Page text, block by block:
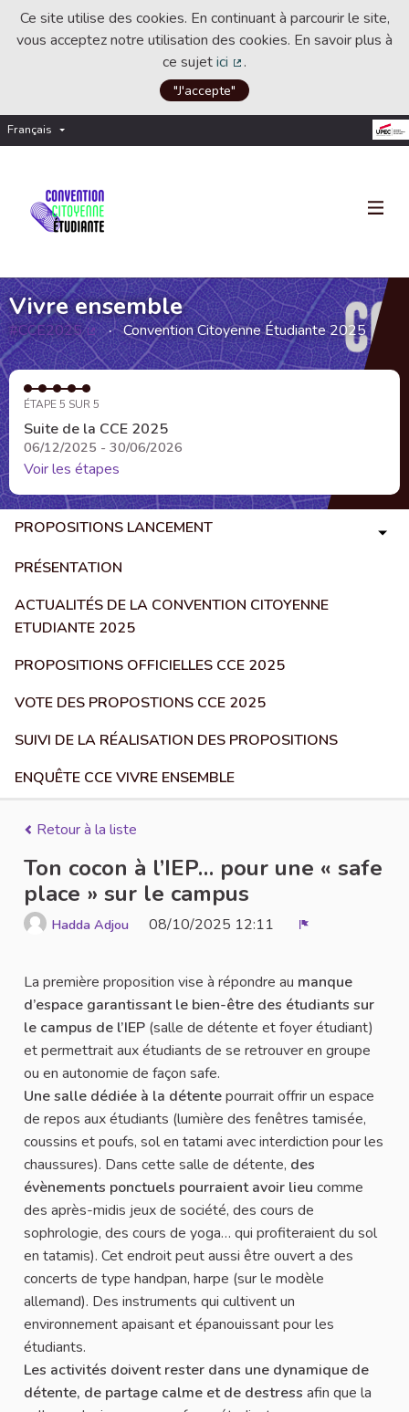
Ce site utilise des cookies. En continuant à parcourir le site,
vous acceptez notre utilisation des cookies. En savoir plus à
ce sujetici
(Lien externe)
.
"J'accepte"
Français Choisir la langue
Vivre ensemble
#CCE2025
(Lien externe)
Convention Citoyenne Étudiante 2025
ÉTAPE 5 SUR 5
Suite de la CCE 2025
06/12/2025 - 30/06/2026
Voir les étapes
PROPOSITIONS LANCEMENT
PRÉSENTATION
ACTUALITÉS DE LA CONVENTION CITOYENNE
ETUDIANTE 2025
PROPOSITIONS OFFICIELLES CCE 2025
VOTE DES PROPOSTIONS CCE 2025
SUIVI DE LA RÉALISATION DES PROPOSITIONS
ENQUÊTE CCE VIVRE ENSEMBLE
Retour à la liste
Ton cocon à l’IEP… pour une « safe
place » sur le campus
Hadda Adjou 08/10/2025 12:11
La première proposition vise à répondre au manque
d’espace garantissant le bien-être des étudiants sur
le campus de l’IEP (salle de détente et foyer étudiant)
et permettrait aux étudiants de se retrouver en groupe
ou en autonomie de façon safe.
Une salle dédiée à la détentepourrait offrir un espace
de repos aux étudiants (lumière des fenêtres tamisée,
coussins et poufs, sol en tatami avec interdiction pour les
chaussures). Dans cette salle de détente, des
évènements ponctuels pourraient avoir lieu comme
des après-midis jeux de société, des cours de
sophrologie, des cours de yoga… qui profiteraient du sol
en tatamis). Cet endroit peut aussi être ouvert a des
concerts de type handpan, harpe (sur le modèle
allemand). Des instruments qui cultivent un
environnement apaisant et épanouissant pour les
étudiants.
Les activités doivent rester dans une dynamique de
détente, de partage calme et de destress afin que la